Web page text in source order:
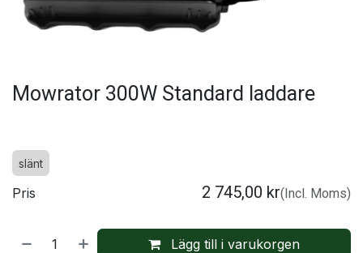
Mowrator 300W Standard laddare
slänt
Lägg till i varukorgen
Pris 2 745,00 kr(Incl. Moms)